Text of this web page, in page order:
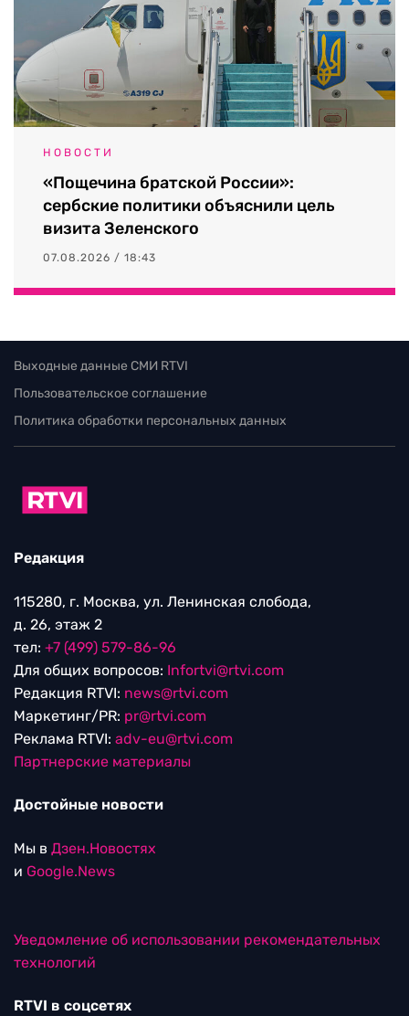
НОВОСТИ
«Пощечина братской России»:
сербские политики объяснили цель
визита Зеленского
07.08.2026 / 18:43
Выходные данные СМИ RTVI
Пользовательское соглашение
Политика обработки персональных данных
Редакция
115280, г. Москва, ул. Ленинская слобода,
д. 26, этаж 2
тел: +7 (499) 579-86-96
Для общих вопросов: Infortvi@rtvi.com
Редакция RTVI: news@rtvi.com
Маркетинг/PR: pr@rtvi.com
Реклама RTVI: adv-eu@rtvi.com
Партнерские материалы
Достойные новости
Мы в Дзен.Новостях
и Google.News
Уведомление об использовании рекомендательных
технологий
RTVI в соцсетях